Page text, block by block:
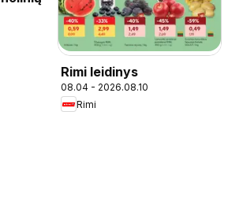
Rimi leidinys
08.04 - 2026.08.10
Rimi